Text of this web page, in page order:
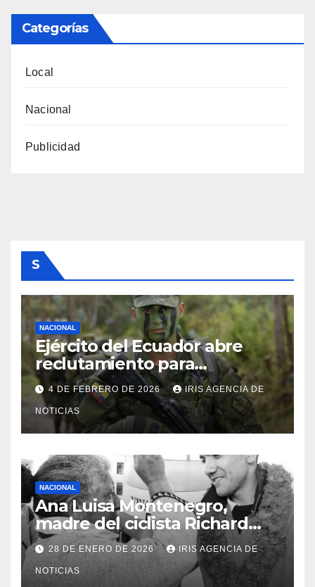
Categorías
Local
Nacional
Publicidad
S
NACIONAL
Ejército del Ecuador abre
reclutamiento para
bachilleres a partir de este
viernes 6 de febrero
4 DE FEBRERO DE 2026 IRIS AGENCIA DE
NOTICIAS
NACIONAL
Ana Luisa Montenegro,
madre del ciclista Richard
Carapaz falleció en Tulcán, a
los 73 años
28 DE ENERO DE 2026 IRIS AGENCIA DE
NOTICIAS